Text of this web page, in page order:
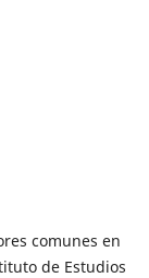
comunes en
de Estudios